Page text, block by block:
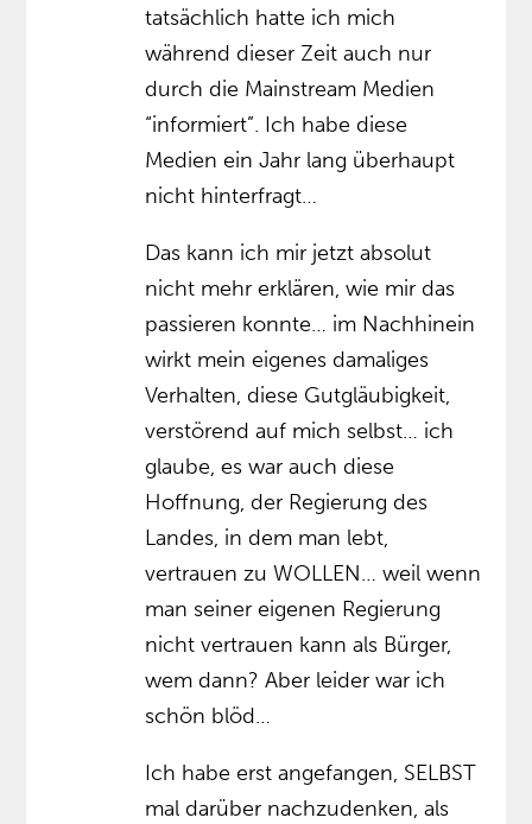
tatsächlich hatte ich mich
während dieser Zeit auch nur
durch die Mainstream Medien
“informiert”. Ich habe diese
Medien ein Jahr lang überhaupt
nicht hinterfragt…
Das kann ich mir jetzt absolut
nicht mehr erklären, wie mir das
passieren konnte… im Nachhinein
wirkt mein eigenes damaliges
Verhalten, diese Gutgläubigkeit,
verstörend auf mich selbst… ich
glaube, es war auch diese
Hoffnung, der Regierung des
Landes, in dem man lebt,
vertrauen zu WOLLEN… weil wenn
man seiner eigenen Regierung
nicht vertrauen kann als Bürger,
wem dann? Aber leider war ich
schön blöd…
Ich habe erst angefangen, SELBST
mal darüber nachzudenken, als